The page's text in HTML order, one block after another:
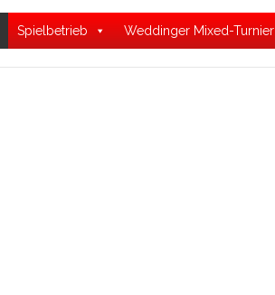
Spielbetrieb Weddinger Mixed-Turnier